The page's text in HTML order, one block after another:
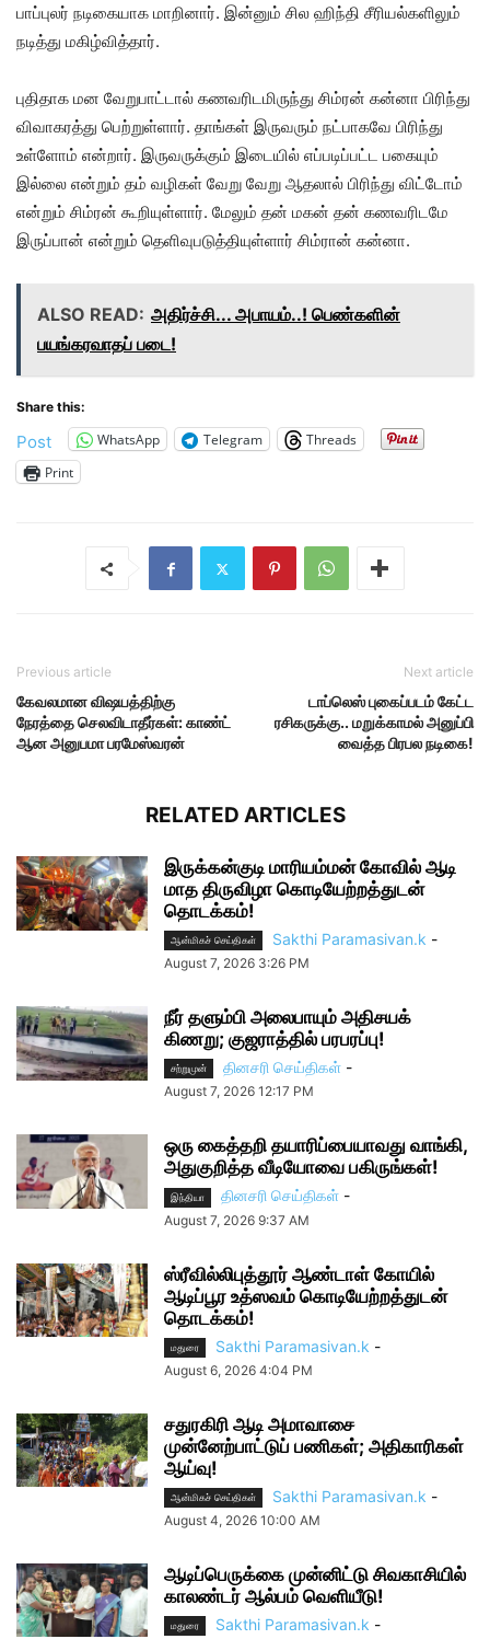
பாப்புலர் நடிகையாக மாறினார். இன்னும் சில ஹிந்தி சீரியல்களிலும்
நடித்து மகிழ்வித்தார்.
புதிதாக மன வேறுபாட்டால் கணவரிடமிருந்து சிம்ரன் கன்னா பிரிந்து
விவாகரத்து பெற்றுள்ளார். தாங்கள் இருவரும் நட்பாகவே பிரிந்து
உள்ளோம் என்றார். இருவருக்கும் இடையில் எப்படிப்பட்ட பகையும்
இல்லை என்றும் தம் வழிகள் வேறு வேறு ஆதலால் பிரிந்து விட்டோம்
என்றும் சிம்ரன் கூறியுள்ளார். மேலும் தன் மகன் தன் கணவரிடமே
இருப்பான் என்றும் தெளிவுபடுத்தியுள்ளார் சிம்ரான் கன்னா.
ALSO READ: அதிர்ச்சி... அபாயம்..! பெண்களின்
பயங்கரவாதப் படை!
Share this:
Post WhatsApp Telegram
Threads
Print
Previous article
கேவலமான விஷயத்திற்கு
நேரத்தை செலவிடாதீர்கள்: காண்ட்
ஆன அனுபமா பரமேஸ்வரன்
Next article
டாப்லெஸ் புகைப்படம் கேட்ட
ரசிகருக்கு.. மறுக்காமல் அனுப்பி
வைத்த பிரபல நடிகை!
RELATED ARTICLES
இருக்கன்குடி மாரியம்மன் கோவில் ஆடி
மாத திருவிழா கொடியேற்றத்துடன்
தொடக்கம்!
ஆன்மிகச் செய்திகள் Sakthi Paramasivan.k -
August 7, 2026 3:26 PM
நீர் தளும்பி அலைபாயும் அதிசயக்
கிணறு; குஜராத்தில் பரபரப்பு!
சற்றுமுன் தினசரி செய்திகள் -
August 7, 2026 12:17 PM
ஒரு கைத்தறி தயாரிப்பையாவது வாங்கி,
அதுகுறித்த வீடியோவை பகிருங்கள்!
இந்தியா தினசரி செய்திகள் -
August 7, 2026 9:37 AM
ஸ்ரீவில்லிபுத்தூர் ஆண்டாள் கோயில்
ஆடிப்பூர உத்ஸவம் கொடியேற்றத்துடன்
தொடக்கம்!
மதுரை Sakthi Paramasivan.k -
August 6, 2026 4:04 PM
சதுரகிரி ஆடி அமாவாசை
முன்னேற்பாட்டுப் பணிகள்; அதிகாரிகள்
ஆய்வு!
ஆன்மிகச் செய்திகள் Sakthi Paramasivan.k -
August 4, 2026 10:00 AM
ஆடிப்பெருக்கை முன்னிட்டு சிவகாசியில்
காலண்டர் ஆல்பம் வெளியீடு!
மதுரை Sakthi Paramasivan.k -